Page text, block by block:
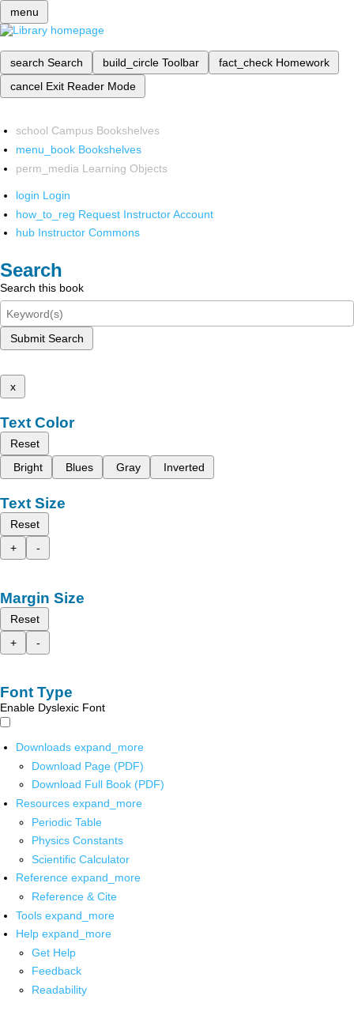
menu
search Search build_circle Toolbar fact_check Homework
cancel Exit Reader Mode
school Campus Bookshelves
menu_book Bookshelves
perm_media Learning Objects
login Login
how_to_reg Request Instructor Account
hub Instructor Commons
Search
Search this book
Submit Search
x
Text Color
Reset
Bright
Blues Gray Inverted
Text Size
Reset
+
-
Margin Size
Reset
+
-
Font Type
Enable Dyslexic Font
Downloads expand_more
Download Page (PDF)
Download Full Book (PDF)
Resources expand_more
Periodic Table
Physics Constants
Scientific Calculator
Reference expand_more
Reference & Cite
Tools expand_more
Help expand_more
Get Help
Feedback
Readability